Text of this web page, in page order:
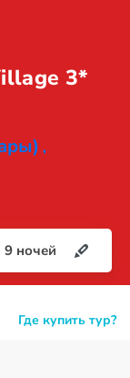
3*
,
9 ночей
Где купить тур?